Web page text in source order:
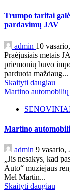
Trumpo tarifai
pardavimų JAV
admin 10
Praėjusiais metais
priemonių buvo
parduota maždaug...
Skaityti daugiau
Martino
Martino
admin 9 vasario,
„Jis nesakys, kad
Auto“ muziejaus
Mel Martin...
Skaityti daugiau